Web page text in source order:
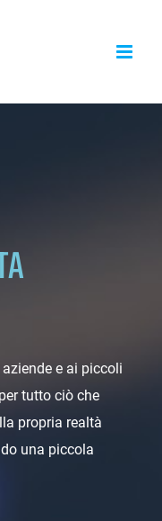
e ai piccoli
tutto ciò che
propria realtà
una piccola